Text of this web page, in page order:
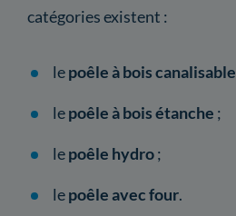
catégories existent :
lepoêle à bois canalisable
lepoêle à bois étanche ;
lepoêle hydro;
lepoêle avec four.